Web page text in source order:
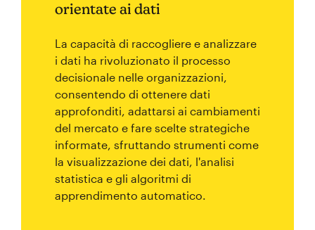
orientate ai dati
La capacità di raccogliere e analizzare
i dati ha rivoluzionato il processo
decisionale nelle organizzazioni,
consentendo di ottenere dati
approfonditi, adattarsi ai cambiamenti
del mercato e fare scelte strategiche
informate, sfruttando strumenti come
la visualizzazione dei dati, l'analisi
statistica e gli algoritmi di
apprendimento automatico.